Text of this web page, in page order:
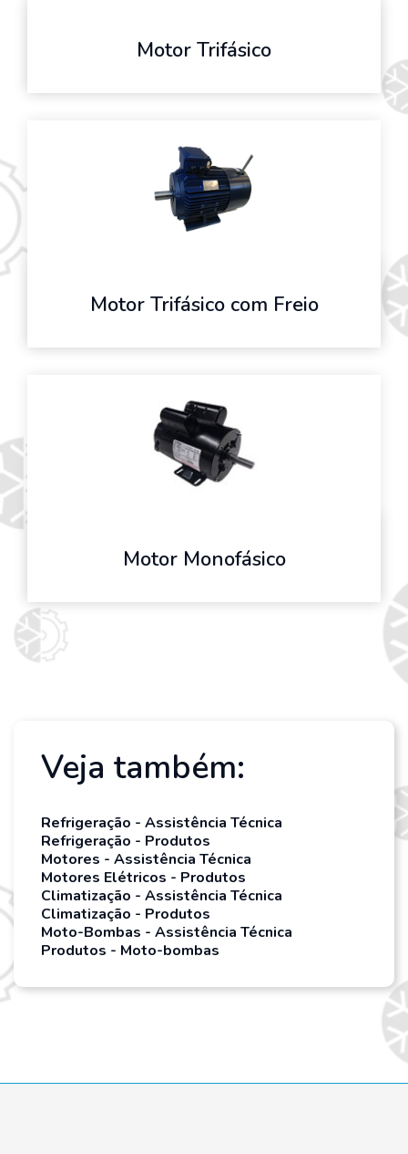
Motor Trifásico
Motor Trifásico com Freio
Motor Monofásico
Veja também:
Refrigeração - Assistência Técnica
Refrigeração - Produtos
Motores - Assistência Técnica
Motores Elétricos - Produtos
Climatização - Assistência Técnica
Climatização - Produtos
Moto-Bombas - Assistência Técnica
Produtos - Moto-bombas